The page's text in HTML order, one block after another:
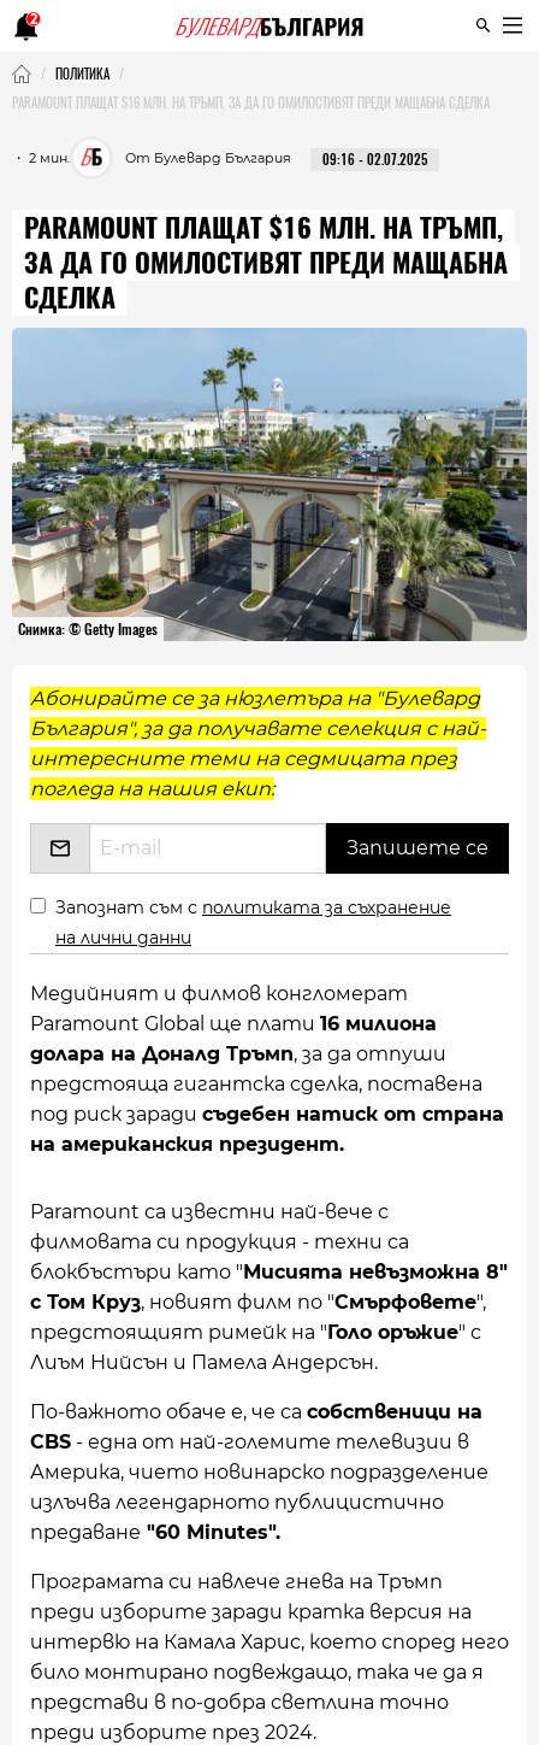
2
ПОЛИТИКА
PARAMOUNT ПЛАЩАТ $16 МЛН. НА ТРЪМП, ЗА ДА ГО ОМИЛОСТИВЯТ ПРЕДИ МАЩАБНА СДЕЛКА
・ 2 мин. От Булевард България 09:16 - 02.07.2025
PARAMOUNT ПЛАЩАТ $16 МЛН. НА ТРЪМП,
ЗА ДА ГО ОМИЛОСТИВЯТ ПРЕДИ МАЩАБНА
СДЕЛКА
Снимка: © Getty Images
Абонирайте се за нюзлетъра на "Булевард
България", за да получавате селекция с най-
интересните теми на седмицата през
погледа на нашия екип:
Запознат съм с политиката за съхранение
на лични данни
Медийният и филмов конгломерат
Paramount Global ще плати 16 милиона
долара на Доналд Тръмп, за да отпуши
предстояща гигантска сделка, поставена
под риск заради съдебен натиск от страна
на американския президент.
Paramount са известни най-вече с
филмовата си продукция - техни са
блокбъстъри като "Мисията невъзможна 8"
с Том Круз, новият филм по "Смърфовете",
предстоящият римейк на "Голо оръжие" с
Лиъм Нийсън и Памела Андерсън.
По-важното обаче е, че са собственици на
CBS - една от най-големите телевизии в
Америка, чието новинарско подразделение
излъчва легендарното публицистично
предаване "60 Minutes".
Програмата си навлече гнева на Тръмп
преди изборите заради кратка версия на
интервю на Камала Харис, което според него
било монтирано подвеждащо, така че да я
представи в по-добра светлина точно
преди изборите през 2024.